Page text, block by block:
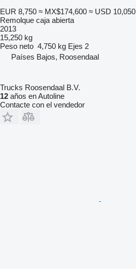
EUR 8,750 ≈ MX$174,600 ≈ USD 10,050
Remolque caja abierta
2013
15,250 kg
Peso neto 4,750 kg Ejes 2
Países Bajos, Roosendaal
Trucks Roosendaal B.V.
12 años en Autoline
Contacte con el vendedor